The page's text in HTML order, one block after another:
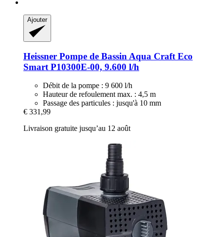
Ajouter
Heissner Pompe de Bassin Aqua Craft Eco
Smart P10300E-​00, 9.600 l/h
Débit de la pompe : 9 600 l/h
Hauteur de refoulement max. : 4,5 m
Passage des particules : jusqu'à 10 mm
€ 331,99
Livraison gratuite jusqu’au 12 août